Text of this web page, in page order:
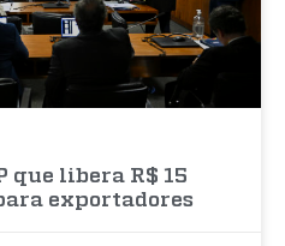
que libera R$ 15
exportadores